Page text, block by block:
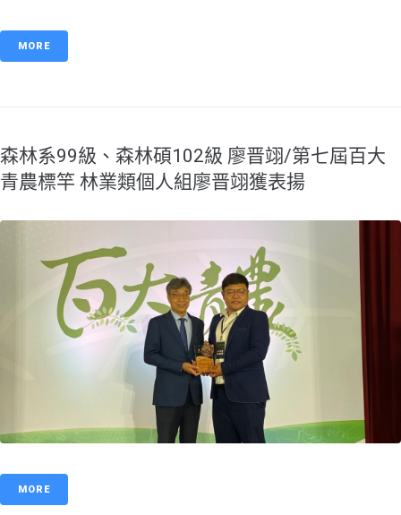
MORE
森林系99級、森林碩102級 廖晋翊/第七屆百大
青農標竿 林業類個人組廖晋翊獲表揚
MORE